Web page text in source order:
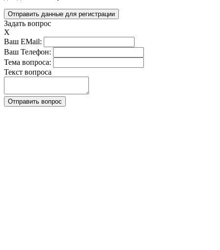
Задать вопрос
X
Ваш EMail:
Ваш Телефон:
Тема вопроса:
Текст вопроса